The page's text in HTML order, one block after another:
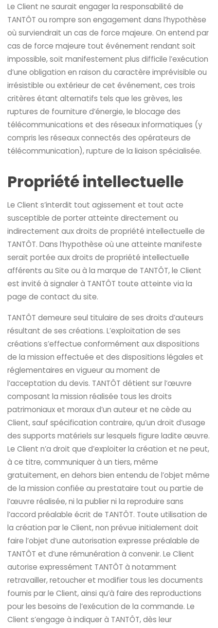
Le Client ne saurait engager la responsabilité de
TANTÔT ou rompre son engagement dans l’hypothèse
où surviendrait un cas de force majeure. On entend par
cas de force majeure tout événement rendant soit
impossible, soit manifestement plus difficile l’exécution
d’une obligation en raison du caractère imprévisible ou
irrésistible ou extérieur de cet événement, ces trois
critères étant alternatifs tels que les grèves, les
ruptures de fourniture d’énergie, le blocage des
télécommunications et des réseaux informatiques (y
compris les réseaux connectés des opérateurs de
télécommunication), rupture de la liaison spécialisée.
Propriété intellectuelle
Le Client s’interdit tout agissement et tout acte
susceptible de porter atteinte directement ou
indirectement aux droits de propriété intellectuelle de
TANTÔT. Dans l’hypothèse où une atteinte manifeste
serait portée aux droits de propriété intellectuelle
afférents au Site ou à la marque de TANTÔT, le Client
est invité à signaler à TANTÔT toute atteinte via la
page de contact du site.
TANTÔT demeure seul titulaire de ses droits d’auteurs
résultant de ses créations. L’exploitation de ses
créations s’effectue conformément aux dispositions
de la mission effectuée et des dispositions légales et
réglementaires en vigueur au moment de
l’acceptation du devis. TANTÔT détient sur l’œuvre
composant la mission réalisée tous les droits
patrimoniaux et moraux d’un auteur et ne cède au
Client, sauf spécification contraire, qu’un droit d’usage
des supports matériels sur lesquels figure ladite œuvre.
Le Client n’a droit que d’exploiter la création et ne peut,
à ce titre, communiquer à un tiers, même
gratuitement, en dehors bien entendu de l’objet même
de la mission confiée au prestataire tout ou partie de
l’œuvre réalisée, ni la publier ni la reproduire sans
l’accord préalable écrit de TANTÔT. Toute utilisation de
la création par le Client, non prévue initialement doit
faire l’objet d’une autorisation expresse préalable de
TANTÔT et d’une rémunération à convenir. Le Client
autorise expressément TANTÔT à notamment
retravailler, retoucher et modifier tous les documents
fournis par le Client, ainsi qu’à faire des reproductions
pour les besoins de l’exécution de la commande. Le
Client s’engage à indiquer à TANTÔT, dès leur